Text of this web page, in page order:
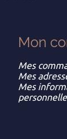
Mon
Mes
Mes
Mes